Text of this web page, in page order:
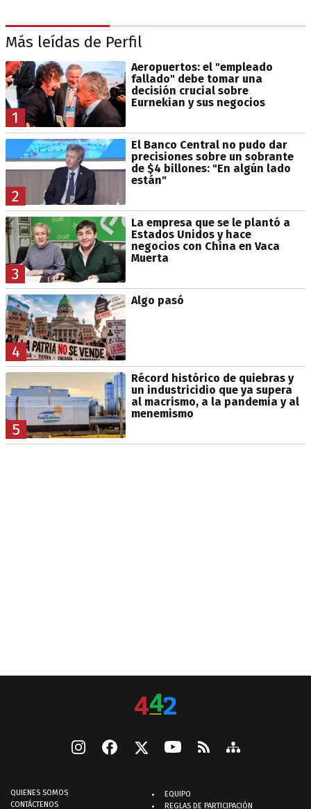
Más leídas de Perfil
1
Aeropuertos: el "empleado
fallado" debe tomar una
decisión crucial sobre
Eurnekian y sus negocios
2
El Banco Central no pudo dar
precisiones sobre un sobrante
de $4 billones: "En algún lado
están"
3
La empresa que se le plantó a
Estados Unidos y hace
negocios con China en Vaca
Muerta
4
Algo pasó
5
Récord histórico de quiebras y
un industricidio que ya supera
al macrismo, a la pandemia y al
menemismo
QUIENES SOMOS
CONTÁCTENOS
EQUIPO
REGLAS DE PARTICIPACIÓN